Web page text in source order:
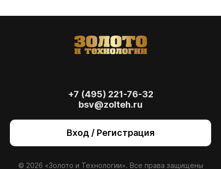
+7 (495) 221-76-32
bsv@zolteh.ru
Вход / Регистрация
© 2026 «Золото и Технологии». Все права защищены
также для анализа сайта и улучшения